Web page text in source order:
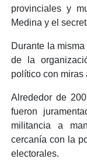
provinciales y
Medina y el
Durante la
de la
político con miras
Alrededor de
fueron
militancia a
cercanía con la
electorales.